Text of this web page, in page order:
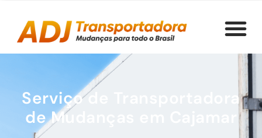
Serviço de Transportadora
de Mudanças em Cajamar